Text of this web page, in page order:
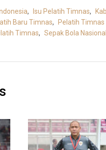
, Isu Pelatih Timnas,
Baru Timnas,
Pelatih Timnas
Timnas, Sepak Bola Nasional